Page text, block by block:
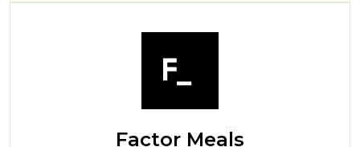
Factor Meals